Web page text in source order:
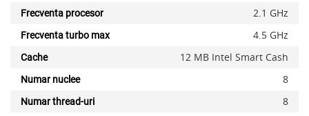
Frecventa procesor 2.1 GHz
Frecventa turbo max 4.5 GHz
Cache 12 MB Intel Smart Cash
Numar nuclee 8
Numar thread-uri 8